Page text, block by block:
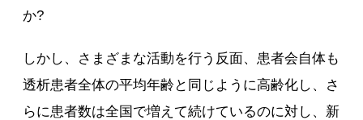
か?
しかし、さまざまな活動を行う反面、患者会自体も
透析患者全体の平均年齢と同じように高齢化し、さ
らに患者数は全国で増えて続けているのに対し、新